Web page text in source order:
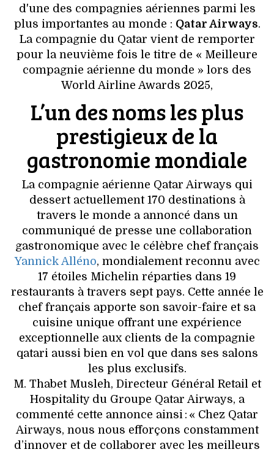
d'une des compagnies aériennes parmi les
plus importantes au monde : Qatar Airways.
La compagnie du Qatar vient de remporter
pour la neuvième fois le titre de « Meilleure
compagnie aérienne du monde » lors des
World Airline Awards 2025,
L’un des noms les plus
prestigieux de la
gastronomie mondiale
La compagnie aérienne Qatar Airways qui
dessert actuellement 170 destinations à
travers le monde a annoncé dans un
communiqué de presse une collaboration
gastronomique avec le célèbre chef français
Yannick Alléno, mondialement reconnu avec
17 étoiles Michelin réparties dans 19
restaurants à travers sept pays. Cette année le
chef français apporte son savoir-faire et sa
cuisine unique offrant une expérience
exceptionnelle aux clients de la compagnie
qatari aussi bien en vol que dans ses salons
les plus exclusifs.
M. Thabet Musleh, Directeur Général Retail et
Hospitality du Groupe Qatar Airways, a
commenté cette annonce ainsi : « Chez Qatar
Airways, nous nous efforçons constamment
d’innover et de collaborer avec les meilleurs